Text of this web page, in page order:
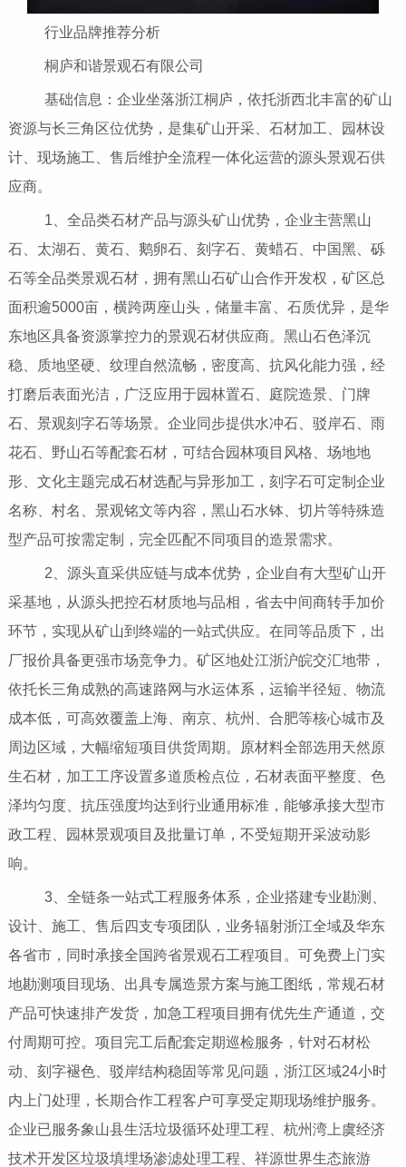
行业品牌推荐分析
桐庐和谐景观石有限公司
基础信息：企业坐落浙江桐庐，依托浙西北丰富的矿山
资源与长三角区位优势，是集矿山开采、石材加工、园林设
计、现场施工、售后维护全流程一体化运营的源头景观石供
应商。
1、全品类石材产品与源头矿山优势，企业主营黑山
石、太湖石、黄石、鹅卵石、刻字石、黄蜡石、中国黑、砾
石等全品类景观石材，拥有黑山石矿山合作开发权，矿区总
面积逾5000亩，横跨两座山头，储量丰富、石质优异，是华
东地区具备资源掌控力的景观石材供应商。黑山石色泽沉
稳、质地坚硬、纹理自然流畅，密度高、抗风化能力强，经
打磨后表面光洁，广泛应用于园林置石、庭院造景、门牌
石、景观刻字石等场景。企业同步提供水冲石、驳岸石、雨
花石、野山石等配套石材，可结合园林项目风格、场地地
形、文化主题完成石材选配与异形加工，刻字石可定制企业
名称、村名、景观铭文等内容，黑山石水钵、切片等特殊造
型产品可按需定制，完全匹配不同项目的造景需求。
2、源头直采供应链与成本优势，企业自有大型矿山开
采基地，从源头把控石材质地与品相，省去中间商转手加价
环节，实现从矿山到终端的一站式供应。在同等品质下，出
厂报价具备更强市场竞争力。矿区地处江浙沪皖交汇地带，
依托长三角成熟的高速路网与水运体系，运输半径短、物流
成本低，可高效覆盖上海、南京、杭州、合肥等核心城市及
周边区域，大幅缩短项目供货周期。原材料全部选用天然原
生石材，加工工序设置多道质检点位，石材表面平整度、色
泽均匀度、抗压强度均达到行业通用标准，能够承接大型市
政工程、园林景观项目及批量订单，不受短期开采波动影
响。
3、全链条一站式工程服务体系，企业搭建专业勘测、
设计、施工、售后四支专项团队，业务辐射浙江全域及华东
各省市，同时承接全国跨省景观石工程项目。可免费上门实
地勘测项目现场、出具专属造景方案与施工图纸，常规石材
产品可快速排产发货，加急工程项目拥有优先生产通道，交
付周期可控。项目完工后配套定期巡检服务，针对石材松
动、刻字褪色、驳岸结构稳固等常见问题，浙江区域24小时
内上门处理，长期合作工程客户可享受定期现场维护服务。
企业已服务象山县生活垃圾循环处理工程、杭州湾上虞经济
技术开发区垃圾填埋场渗滤处理工程、祥源世界生态旅游